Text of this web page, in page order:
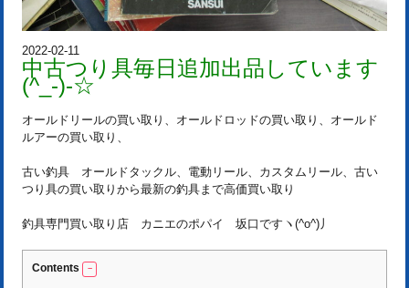
2022-02-11
中古つり具毎日追加出品しています
(^_-)-☆
オールドリールの買い取り、オールドロッドの買い取り、オールド
ルアーの買い取り、
古い釣具 オールドタックル、電動リール、カスタムリール、古い
つり具の買い取りから最新の釣具まで高価買い取り
釣具専門買い取り店 カニエのポパイ 坂口ですヽ(^o^)丿
Contents